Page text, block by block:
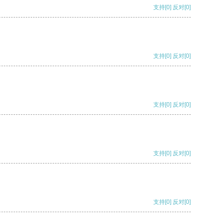
支持[0] 反对[0]
支持[0] 反对[0]
支持[0] 反对[0]
支持[0] 反对[0]
支持[0] 反对[0]